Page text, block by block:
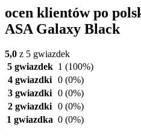
ocen klientów po
ASA Galaxy Black
5,0 z 5 gwiazdek
5 gwiazdek 1 (100%)
4 gwiazdki 0 (0%)
3 gwiazdki 0 (0%)
2 gwiazdki 0 (0%)
1 gwiazdka 0 (0%)